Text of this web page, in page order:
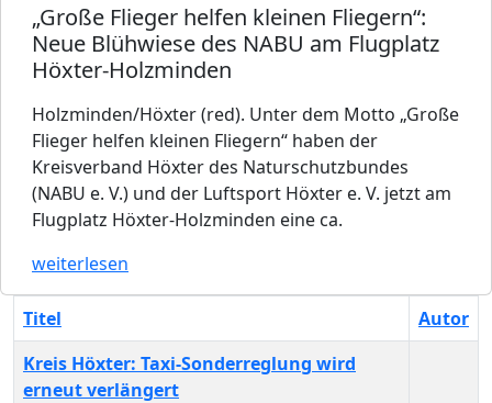
„Große Flieger helfen kleinen Fliegern“:
Neue Blühwiese des NABU am Flugplatz
Höxter-Holzminden
Holzminden/Höxter (red). Unter dem Motto „Große
Flieger helfen kleinen Fliegern“ haben der
Kreisverband Höxter des Naturschutzbundes
(NABU e. V.) und der Luftsport Höxter e. V. jetzt am
Flugplatz Höxter-Holzminden eine ca.
weiterlesen
Titel
Autor
Kreis Höxter: Taxi-Sonderreglung wird
erneut verlängert